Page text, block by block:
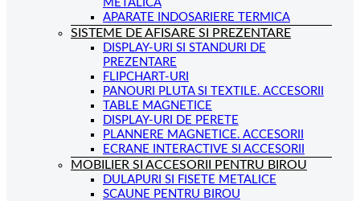
METALICA
APARATE INDOSARIERE TERMICA
SISTEME DE AFISARE SI PREZENTARE
DISPLAY-URI SI STANDURI DE
PREZENTARE
FLIPCHART-URI
PANOURI PLUTA SI TEXTILE. ACCESORII
TABLE MAGNETICE
DISPLAY-URI DE PERETE
PLANNERE MAGNETICE. ACCESORII
ECRANE INTERACTIVE SI ACCESORII
MOBILIER SI ACCESORII PENTRU BIROU
DULAPURI SI FISETE METALICE
SCAUNE PENTRU BIROU